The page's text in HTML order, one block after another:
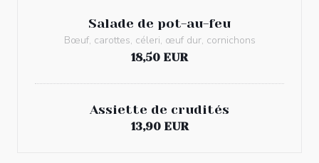
Salade de pot-au-feu
Bœuf, carottes, céleri, œuf dur, cornichons
18,50 EUR
Assiette de crudités
13,90 EUR